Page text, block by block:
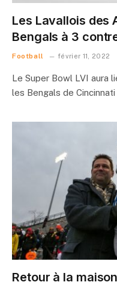
Les Lavallois des
Bengals à 3
Football février 11, 2022
Le Super Bowl LVI aura
les Bengals de
Retour à la